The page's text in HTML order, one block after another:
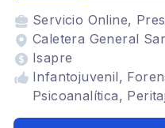
Servicio Online,
Caletera General
Isapre
Infantojuvenil,
Psicoanalítica,